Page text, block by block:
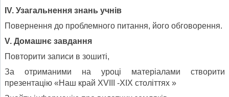
V. Узагальнення знань учнів
Повернення до проблемного питання, його обговорення.
V. Домашнє завдання
Повторити записи в зошиті,
За отриманими на уроці матеріалами створити
презентацію «Наш край ХVІІІ -ХІХ століттях »